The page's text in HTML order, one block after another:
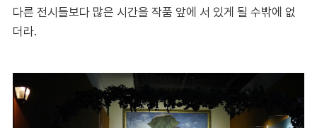
다른 전시들보다 많은 시간을 작품 앞에 서 있게 될 수밖에 없
더라.